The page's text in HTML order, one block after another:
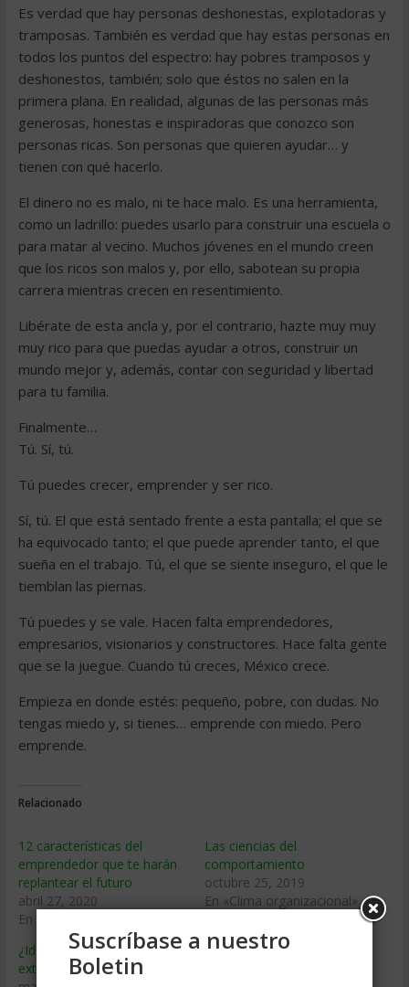
Es verdad que hay personas deshonestas, explotadoras y
tramposas. También es verdad que hay estas personas en
todos los puntos del espectro: hay pobres tramposos y
deshonestos, también; solo que éstos no salen en la
primera plana. En realidad, algunas de las personas más
generosas, honestas e inspiradoras que conozco son
personas ricas. Son personas que quieren ayudar… y
tienen con qué hacerlo.
El dinero no es malo, ni te hace malo. Es una herramienta,
como un ladrillo: puedes usarlo para construir una escuela o
para matar al vecino. Muchos jóvenes en el mundo creen
que los ricos son malos y, por ello, sabotean su propia
carrera mientras crecen en resentimiento.
Libérate de esta ancla y, por el contrario, hazte muy muy
muy rico para que puedas ayudar a otros, construir un
mundo mejor y, además, contar con seguridad y libertad
para tu familia.
Finalmente…
Tú. Sí, tú.
Tú puedes crecer, emprender y ser rico.
Sí, tú. El que está sentado frente a esta pantalla; el que se
ha equivocado tanto; el que puede aprender tanto, el que
sueña en el trabajo. Tú, el que se siente inseguro, el que le
tiemblan las piernas.
Tú puedes y se vale. Hacen falta emprendedores,
empresarios, visionarios y constructores. Hace falta gente
que se la juegue. Cuando tú creces, México crece.
Empieza en donde estés: pequeño, pobre, con dudas. No
tengas miedo y, si tienes… emprende con miedo. Pero
emprende.
Relacionado
12 características del
emprendedor que te harán
replantear el futuro
abril 27, 2020
En «Emprendedores»
Las ciencias del
comportamiento
octubre 25, 2019
En «Clima organizacional»
¿Ideas para ganar un dinero
extra en cuarentena?
Suscríbase a nuestro
Boletin